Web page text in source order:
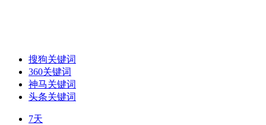
搜狗关键词
360关键词
神马关键词
头条关键词
7天